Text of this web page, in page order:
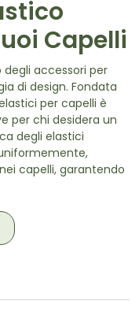
Capelli
degli accessori per
di design. Fondata
per capelli è
per chi desidera un
degli elastici
capelli, garantendo